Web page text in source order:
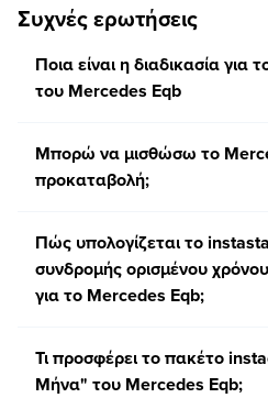
Συχνές ερωτήσεις
Ποια είναι η διαδικασία
του Mercedes Eqb
Μπορώ να μισθώσω το
προκαταβολή;
Πώς υπολογίζεται το
συνδρομής ορισμένου
για το Mercedes Eqb;
Τι προσφέρει το πακέτο
Μήνα" του Mercedes Eqb;